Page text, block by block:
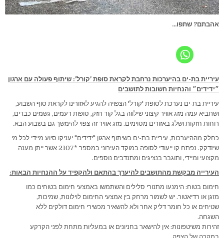
אהבתם? שתפו...
עיריית בת-ים בהיערכות נרחבת לקראת סופת 'קורל': שיתוף פעולה עם ארגון
״ידידים״ והנחיות חשובות לתושבים
עיריית בת-ים נערכת לסופת 'קורל' הצפויה להגיע לאזורינו לקראת סוף השבוע,
ושתביא עמה מזג אוויר קיצוני שילווה בגל קור חזק, סופות רעמים, גשמים כבדים,
רוחות חזקות ושלג באזורים מסוימים. מזג אוויר זה צפוי להימשך גם בשבוע הבא.
כחלק מההיערכות, עיריית בת-ים בשיתוף ארגון "ידידים" יעניקו סיוע מיידי לכל מי
שיזדקק. נפתח קו ייעודי לסופה במוקד העירוני במספר *2107 אשר ייתן מענה
מקצועי ומיידי, ותוגבר בנציגים ומתנדבים נוספים.
העירייה מבקשת מהתושבים להיערך בהתאם ולהקפיד על ההנחיות הבאות:
חימום בטוח: הימנעו מתנורי סלילים והשתמשו באמצעי חימום בטוחים כמו
מזגן או רדיאטור. יש לשמור מרחק בין אמצעי החימום לוילונות, שמיכות,
שטיחים או כל חומר דליק אחר ולא להשאיר מכשירי חימום דולקים ללא
השגחה.
זהירות משיטפונות: אין להישאר בחניונים או במעליות מתחת לפני הקרקע